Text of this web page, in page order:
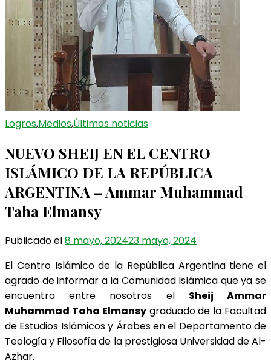
Logros,Medios,Últimas noticias
NUEVO SHEIJ EN EL CENTRO
ISLÁMICO DE LA REPÚBLICA
ARGENTINA – Ammar Muhammad
Taha Elmansy
Publicado el8 mayo, 202423 mayo, 2024
El Centro Islámico de la República Argentina tiene el
agrado de informar a la Comunidad Islámica que ya se
encuentra entre nosotros el Sheij Ammar
Muhammad Taha Elmansygraduado de la Facultad
de Estudios Islámicos y Árabes en el Departamento de
Teología y Filosofía de la prestigiosa Universidad de Al-
Azhar.